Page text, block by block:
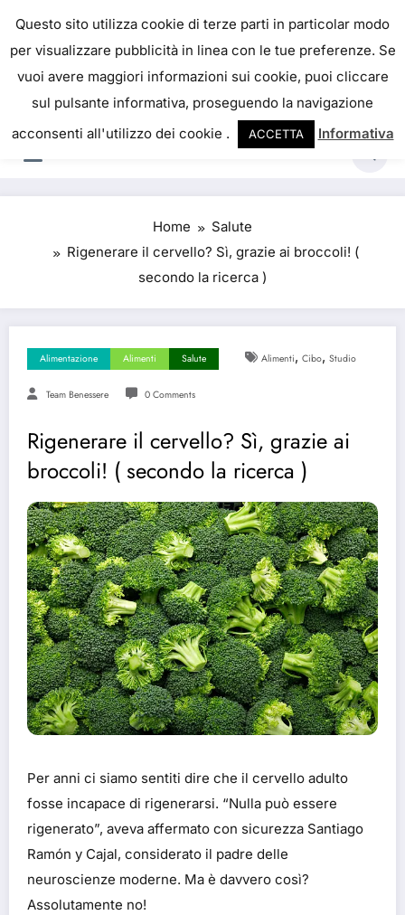
content
IL PORTALE DEL BENESSERE
La salute è come il denaro, non abbiamo mai una
vera idea del suo valore fino a quando la
perdiamo. Josh Billings
Home
Salute
Rigenerare il cervello? Sì, grazie ai broccoli! (
secondo la ricerca )
Alimentazione Alimenti Salute Alimenti, Cibo, Studio
Team Benessere 0 Comments
Rigenerare il cervello? Sì, grazie ai
broccoli! ( secondo la ricerca )
Per anni ci siamo sentiti dire che il cervello adulto
fosse incapace di rigenerarsi. “Nulla può essere
rigenerato”, aveva affermato con sicurezza Santiago
Ramón y Cajal, considerato il padre delle
neuroscienze moderne. Ma è davvero così?
Assolutamente no!
Questo sito utilizza cookie di terze parti in particolar modo
per visualizzare pubblicità in linea con le tue preferenze. Se
vuoi avere maggiori informazioni sui cookie, puoi cliccare
sul pulsante informativa, proseguendo la navigazione
acconsenti all'utilizzo dei cookie .
ACCETTA Informativa